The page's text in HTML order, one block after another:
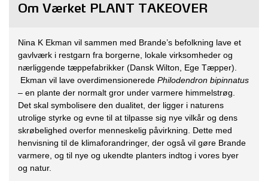
Om Værket PLANT TAKEOVER
Nina K Ekman vil sammen med Brande’s befolkning lave et
gavlværk i restgarn fra borgerne, lokale virksomheder og
nærliggende tæppefabrikker (Dansk Wilton, Ege Tæpper).
Ekman vil lave overdimensionerede Philodendron bipinnatus
– en plante der normalt gror under varmere himmelstrøg.
Det skal symbolisere den dualitet, der ligger i naturens
utrolige styrke og evne til at tilpasse sig nye vilkår og dens
skrøbelighed overfor menneskelig påvirkning. Dette med
henvisning til de klimaforandringer, der også vil gøre Brande
varmere, og til nye og ukendte planters indtog i vores byer
og natur.